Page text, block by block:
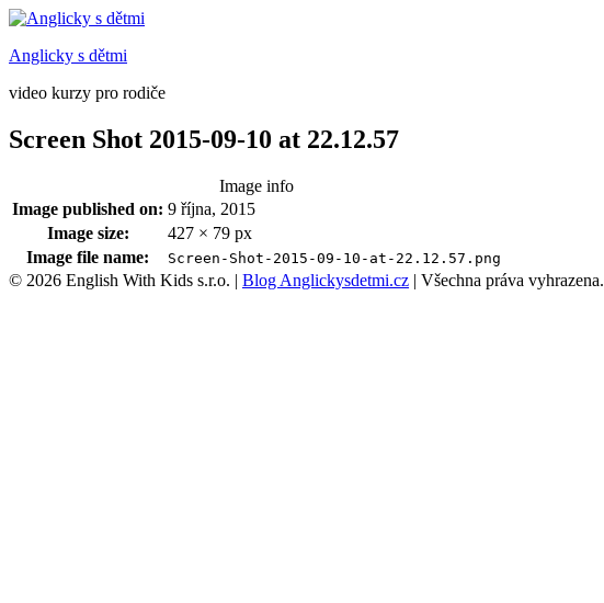
Anglicky s dětmi
video kurzy pro rodiče
Screen Shot 2015-09-10 at 22.12.57
Image info
Image published on: 9 října, 2015
Image size:
427 × 79 px
Image file name:
Screen-Shot-2015-09-10-at-22.12.57.png
Footer
© 2026 English With Kids s.r.o. | Blog Anglickysdetmi.cz | Všechna práva vyhrazena.